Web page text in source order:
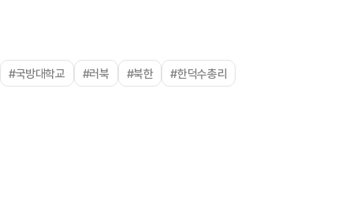
#국방대학교 #러북 #북한 #한덕수총리